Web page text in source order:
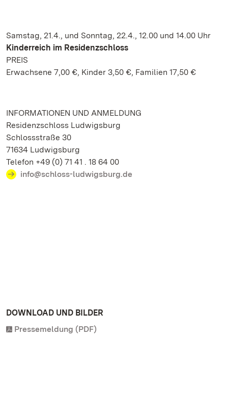
Samstag, 21.4., und Sonntag, 22.4., 12.00 und 14.00 Uhr
Kinderreich im Residenzschloss
PREIS
Erwachsene 7,00 €, Kinder 3,50 €, Familien 17,50 €
INFORMATIONEN UND ANMELDUNG
Residenzschloss Ludwigsburg
Schlossstraße 30
71634 Ludwigsburg
Telefon +49 (0) 71 41 . 18 64 00
info@schloss-ludwigsburg.de
DOWNLOAD UND BILDER
Pressemeldung (PDF)